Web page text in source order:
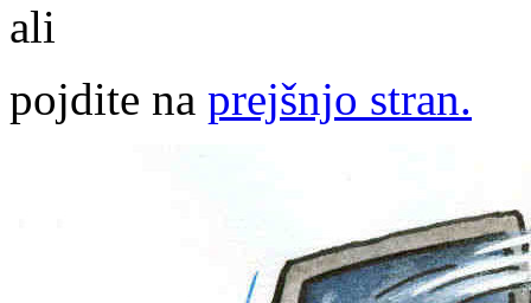
ali
pojdite na prejšnjo stran.